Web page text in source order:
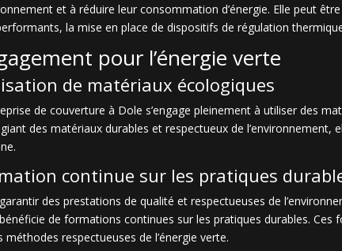
et à réduire leur consommation d’énergie. Elle peut
la mise en place de dispositifs de régulation
pour l’énergie verte
de matériaux écologiques
de couverture à Dole s’engage pleinement à utiliser des
des matériaux durables et respectueux de
continue sur les pratiques
des prestations de qualité et respectueuses de
de formations continues sur les pratiques durables.
méthodes respectueuses de l’énergie verte.